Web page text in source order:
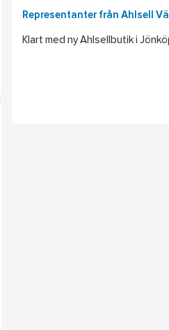
Representanter från Ahlsell
Klart med ny Ahlsellbutik i